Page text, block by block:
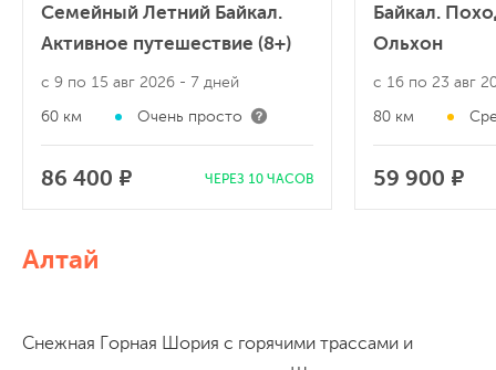
Семейный Летний Байкал.
Активное путешествие (8+)
с 9 по 15 авг 2026 - 7 дней
60 км Очень просто
86 400 ₽ ЧЕРЕЗ 10 ЧАСОВ
Байкал.
Ольхон
с 16 по 23 авг
80 км
59 900 ₽
Алтай
Снежная Горная Шория с горячими трассами и